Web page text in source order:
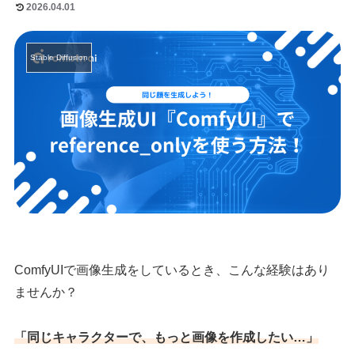
2026.04.01
Stable Diffusion
ComfyUIで画像生成をしているとき、こんな経験はあり
ませんか？
「同じキャラクターで、もっと画像を作成したい…」